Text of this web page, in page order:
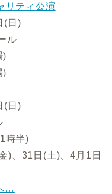
リティ公演
(日)
ル
)
)
(日)
時半)
)、31日(土)、4月1日
…